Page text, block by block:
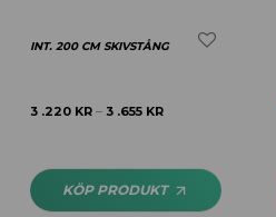
INT. 200 CM SKIVSTÅNG
3 .220 KR – 3 .655 KR
KÖP PRODUKT